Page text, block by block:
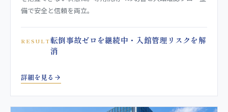
備で安全と信頼を両立。
RESULT転倒事故ゼロを継続中・入館管理リスクを解
消
詳細を見る